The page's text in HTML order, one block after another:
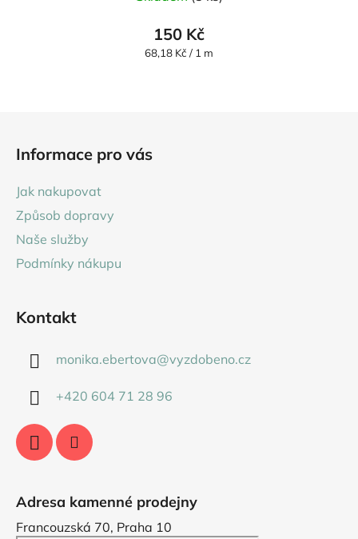
150 Kč
Měrná
68,18 Kč / 1 m
Informace pro vás
Jak nakupovat
Způsob dopravy
Naše služby
Podmínky nákupu
Kontakt
monika.ebertova@vyzdobeno.cz
+420 604 71 28 96
Adresa kamenné prodejny
Francouzská 70, Praha 10